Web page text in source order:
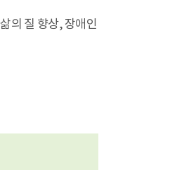
의 질 향상, 장애인